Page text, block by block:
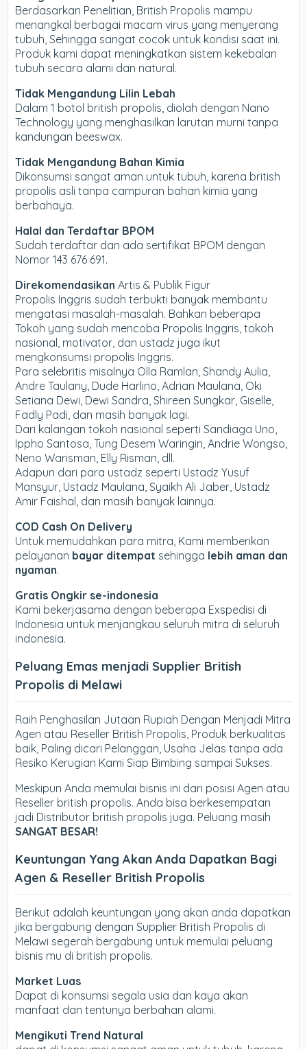
Berdasarkan Penelitian, British Propolis mampu
menangkal berbagai macam virus yang menyerang
tubuh, Sehingga sangat cocok untuk kondisi saat ini.
Produk kami dapat meningkatkan sistem kekebalan
tubuh secara alami dan natural.
Tidak Mengandung Lilin Lebah
Dalam 1 botol british propolis, diolah dengan Nano
Technology yang menghasilkan larutan murni tanpa
kandungan beeswax.
Tidak Mengandung Bahan Kimia
Dikonsumsi sangat aman untuk tubuh, karena british
propolis asli tanpa campuran bahan kimia yang
berbahaya.
Halal dan Terdaftar BPOM
Sudah terdaftar dan ada sertifikat BPOM dengan
Nomor 143 676 691.
Direkomendasikan Artis & Publik Figur
Propolis Inggris sudah terbukti banyak membantu
mengatasi masalah-masalah. Bahkan beberapa
Tokoh yang sudah mencoba Propolis Inggris, tokoh
nasional, motivator, dan ustadz juga ikut
mengkonsumsi propolis Inggris.
Para selebritis misalnya Olla Ramlan, Shandy Aulia,
Andre Taulany, Dude Harlino, Adrian Maulana, Oki
Setiana Dewi, Dewi Sandra, Shireen Sungkar, Giselle,
Fadly Padi, dan masih banyak lagi.
Dari kalangan tokoh nasional seperti Sandiaga Uno,
Ippho Santosa, Tung Desem Waringin, Andrie Wongso,
Neno Warisman, Elly Risman, dll.
Adapun dari para ustadz seperti Ustadz Yusuf
Mansyur, Ustadz Maulana, Syaikh Ali Jaber, Ustadz
Amir Faishal, dan masih banyak lainnya.
COD Cash On Delivery
Untuk memudahkan para mitra, Kami memberikan
pelayanan bayar ditempat sehingga lebih aman dan
nyaman.
Gratis Ongkir se-indonesia
Kami bekerjasama dengan beberapa Exspedisi di
Indonesia untuk menjangkau seluruh mitra di seluruh
indonesia.
Peluang Emas menjadi Supplier British
Propolis di Melawi
Raih Penghasilan Jutaan Rupiah Dengan Menjadi Mitra
Agen atau Reseller British Propolis, Produk berkualitas
baik, Paling dicari Pelanggan, Usaha Jelas tanpa ada
Resiko Kerugian Kami Siap Bimbing sampai Sukses.
Meskipun Anda memulai bisnis ini dari posisi Agen atau
Reseller british propolis. Anda bisa berkesempatan
jadi Distributor british propolis juga. Peluang masih
SANGAT BESAR!
Keuntungan Yang Akan Anda Dapatkan Bagi
Agen & Reseller British Propolis
Berikut adalah keuntungan yang akan anda dapatkan
jika bergabung dengan Supplier British Propolis di
Melawi segerah bergabung untuk memulai peluang
bisnis mu di british propolis.
Market Luas
Dapat di konsumsi segala usia dan kaya akan
manfaat dan tentunya berbahan alami.
Mengikuti Trend Natural